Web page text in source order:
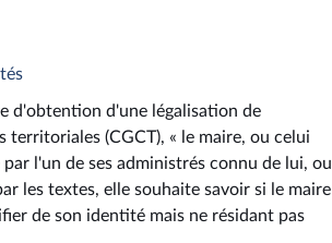
d'obtention d'une légalisation de
(CGCT), « le maire, ou celui
l'un de ses administrés connu de lui, ou
les textes, elle souhaite savoir si le maire
de son identité mais ne résidant pas